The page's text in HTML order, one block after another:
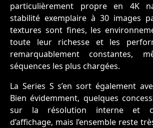
particulièrement propre en 4K
stabilité exemplaire à 30 images
textures sont fines, les
toute leur richesse et les
remarquablement constantes,
séquences les plus chargées.
La Series S s’en sort également
Bien évidemment, quelques
sur la résolution interne et
d’affichage, mais l’ensemble reste